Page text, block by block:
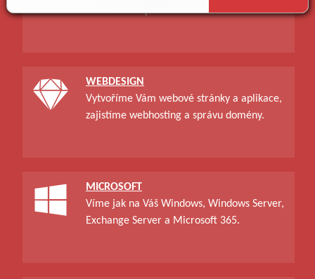
vzdělávání a poradenství v oblasti IT.
WEBDESIGN
Vytvoříme Vám webové stránky a aplikace,
zajistíme webhosting a správu domény.
MICROSOFT
Víme jak na Váš Windows, Windows Server,
Exchange Server a Microsoft 365.